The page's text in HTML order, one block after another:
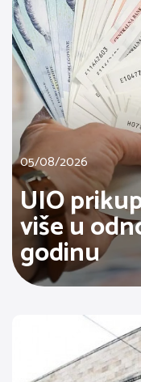
05/08/2026
UIO
više u
godinu